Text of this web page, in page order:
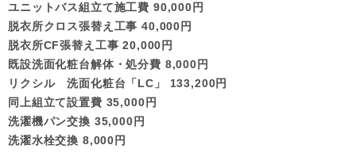
ユニットバス組立て施工費 90,000円
脱衣所クロス張替え工事 40,000円
脱衣所CF張替え工事 20,000円
既設洗面化粧台解体・処分費 8,000円
リクシル 洗面化粧台「LC」 133,200円
同上組立て設置費 35,000円
洗濯機パン交換 35,000円
洗濯水栓交換 8,000円